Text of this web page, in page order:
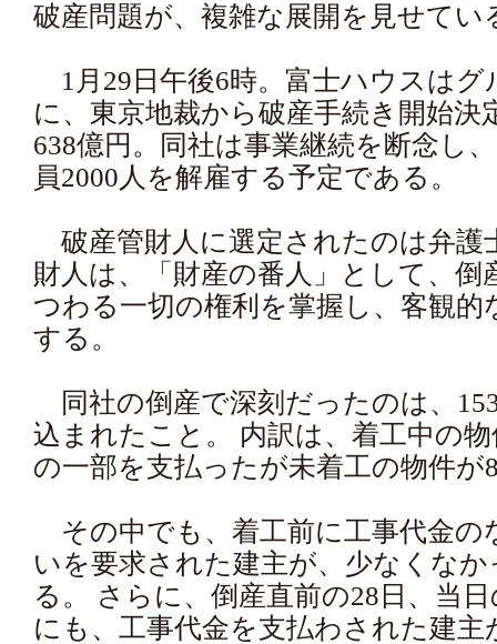
破産問題が、複雑な展開を見せてい
1月29日午後6時。富士ハウスはグ
に、東京地裁から破産手続き開始決
638億円。同社は事業継続を断念し
員2000人を解雇する予定である。
破産管財人に選定されたのは弁護
財人は、「財産の番人」として、倒
つわる一切の権利を掌握し、客観的
する。
同社の倒産で深刻だったのは、
込まれたこと。 内訳は、着工中の
の一部を支払ったが未着工の物件が
その中でも、着工前に工事代金の
いを要求された建主が、少なくな
る。 さらに、倒産直前の28日、当
にも、工事代金を支払わされた建